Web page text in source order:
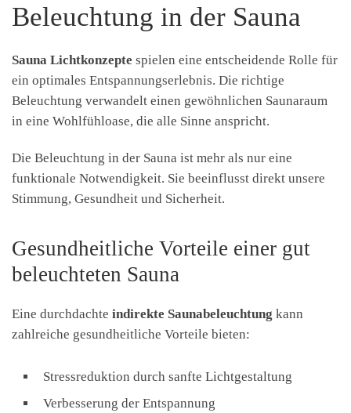
Beleuchtung in der Sauna
Sauna Lichtkonzepte spielen eine entscheidende Rolle für
ein optimales Entspannungserlebnis. Die richtige
Beleuchtung verwandelt einen gewöhnlichen Saunaraum
in eine Wohlfühloase, die alle Sinne anspricht.
Die Beleuchtung in der Sauna ist mehr als nur eine
funktionale Notwendigkeit. Sie beeinflusst direkt unsere
Stimmung, Gesundheit und Sicherheit.
Gesundheitliche Vorteile einer gut
beleuchteten Sauna
Eine durchdachte indirekte Saunabeleuchtung kann
zahlreiche gesundheitliche Vorteile bieten:
Stressreduktion durch sanfte Lichtgestaltung
Verbesserung der Entspannung